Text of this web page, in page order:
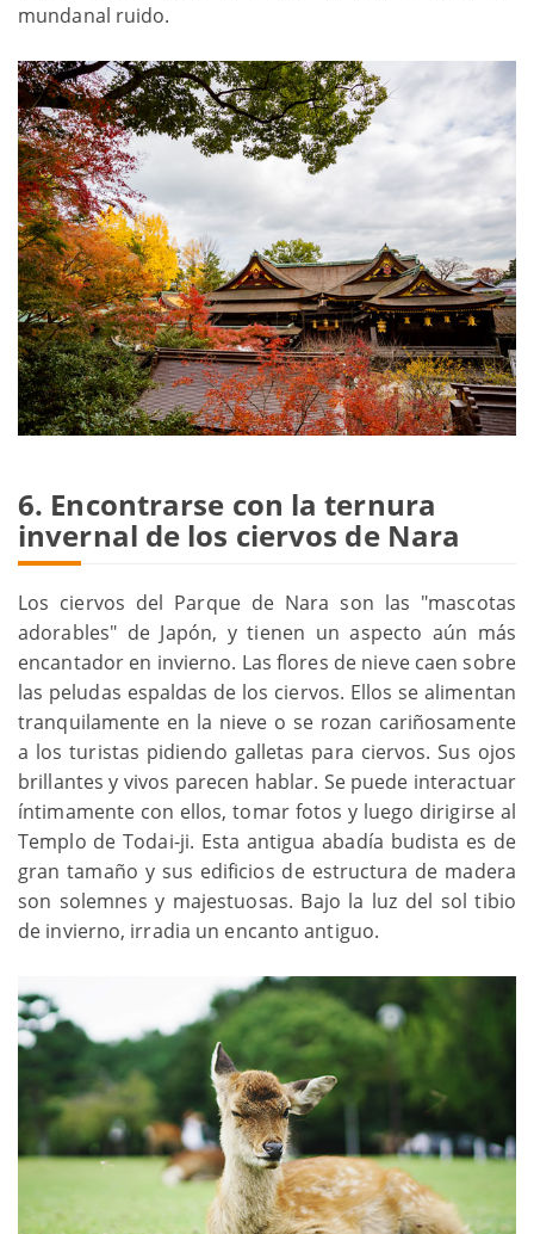
mundanal ruido.
6. Encontrarse con la ternura
invernal de los ciervos de Nara
Los ciervos del Parque de Nara son las "mascotas
adorables" de Japón, y tienen un aspecto aún más
encantador en invierno. Las flores de nieve caen sobre
las peludas espaldas de los ciervos. Ellos se alimentan
tranquilamente en la nieve o se rozan cariñosamente
a los turistas pidiendo galletas para ciervos. Sus ojos
brillantes y vivos parecen hablar. Se puede interactuar
íntimamente con ellos, tomar fotos y luego dirigirse al
Templo de Todai-ji. Esta antigua abadía budista es de
gran tamaño y sus edificios de estructura de madera
son solemnes y majestuosas. Bajo la luz del sol tibio
de invierno, irradia un encanto antiguo.